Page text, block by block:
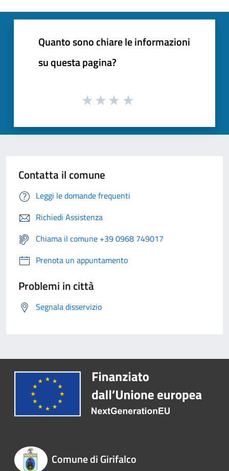
Quanto sono chiare le informazioni
su questa pagina?
Contatta il comune
Leggi le domande frequenti
Richiedi Assistenza
Chiama il comune +39 0968 749017
Prenota un appuntamento
Problemi in città
Segnala disservizio
Comune di Girifalco